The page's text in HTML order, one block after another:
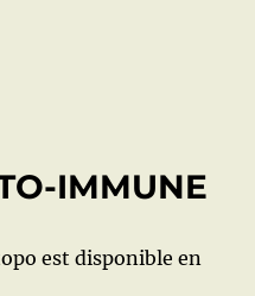
IMMUNE
est disponible en